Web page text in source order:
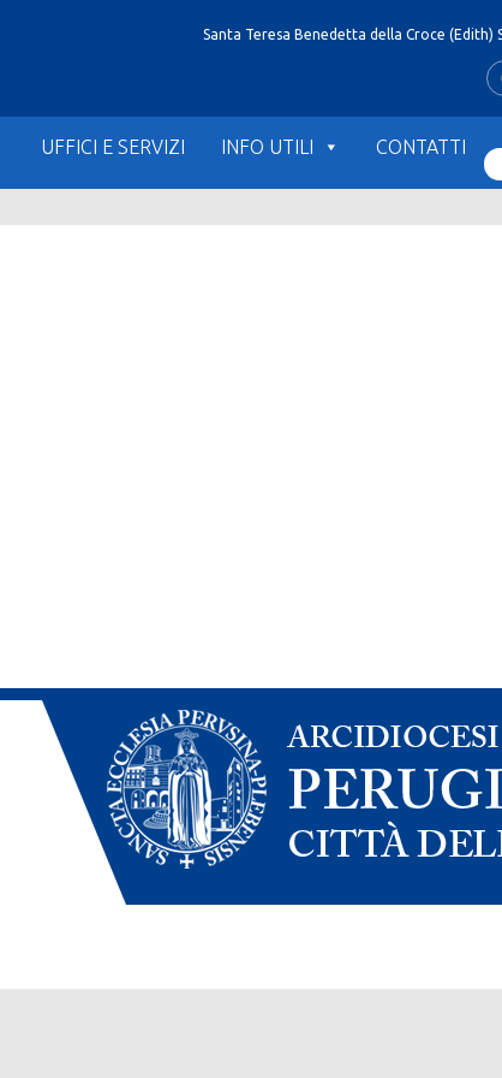
Santa Teresa Benedetta della Croce (Edith)
UFFICI E SERVIZI INFO UTILI CONTATTI